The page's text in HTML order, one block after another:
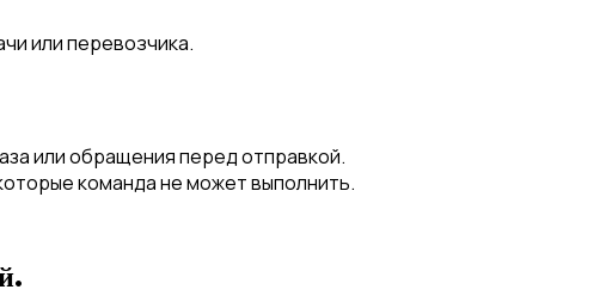
или перевозчика.
или обращения перед отправкой.
команда не может выполнить.